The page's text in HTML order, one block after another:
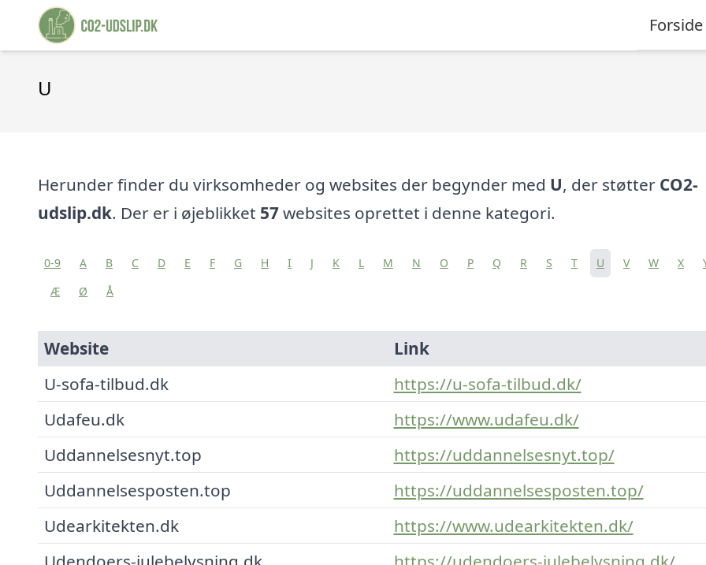
Forside
U
Herunder finder du virksomheder og websites der begynder med U, der støtter CO2-
udslip.dk. Der er i øjeblikket 57websites oprettet i denne kategori.
0-9 A B C D E F G H I J K L M N O P Q R S T U V W X
Æ
Ø Å
Website
Link
U-sofa-tilbud.dk
https://u-sofa-tilbud.dk/
Udafeu.dk
https://www.udafeu.dk/
Uddannelsesnyt.top
https://uddannelsesnyt.top/
Uddannelsesposten.top
https://uddannelsesposten.top/
Udearkitekten.dk
https://www.udearkitekten.dk/